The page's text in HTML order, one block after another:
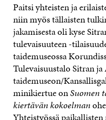
Paitsi yhteisten ja
niin myös tällaisten
jakamisesta oli kyse
tulevaisuuteen -
taidemuseossa
Tulevaisuustalo Sitran
taidemuseon/
minikiertue onSuomen
kiertävän kokoelman